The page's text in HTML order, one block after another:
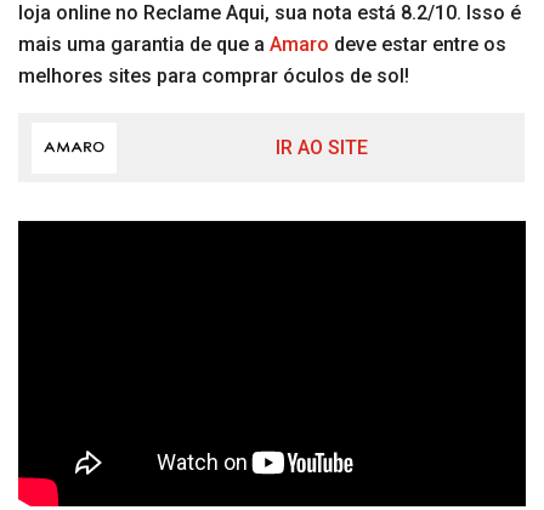
loja online no Reclame Aqui, sua nota está 8.2/10. Isso é
mais uma garantia de que a Amaro deve estar entre os
melhores sites para comprar óculos de sol!
IR AO SITE